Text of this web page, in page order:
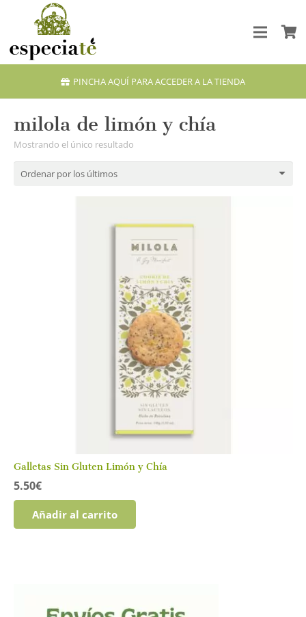
PINCHA AQUÍ PARA ACCEDER A LA TIENDA
milola de limón y chía
Mostrando el único resultado
Galletas Sin Gluten Limón y Chía
5.50€
Añadir al carrito